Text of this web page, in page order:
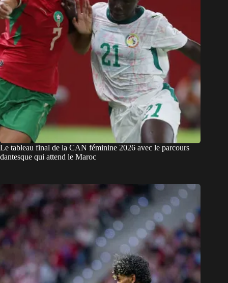
Le tableau final de la CAN féminine 2026 avec le parcours
dantesque qui attend le Maroc